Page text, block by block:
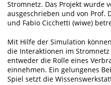
Stromnetz. Das Projekt wurde
ausgeschrieben und von Prof.
und Fabio Cicchetti (wiwe)
Mit Hilfe der Simulation
die Interaktionen im
entweder die Rolle eines
einnehmen. Ein gelungenes
Spiel setzt die